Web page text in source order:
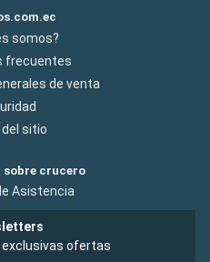
somos?
frecuentes
de venta
sitio
crucero
Asistencia
ofertas